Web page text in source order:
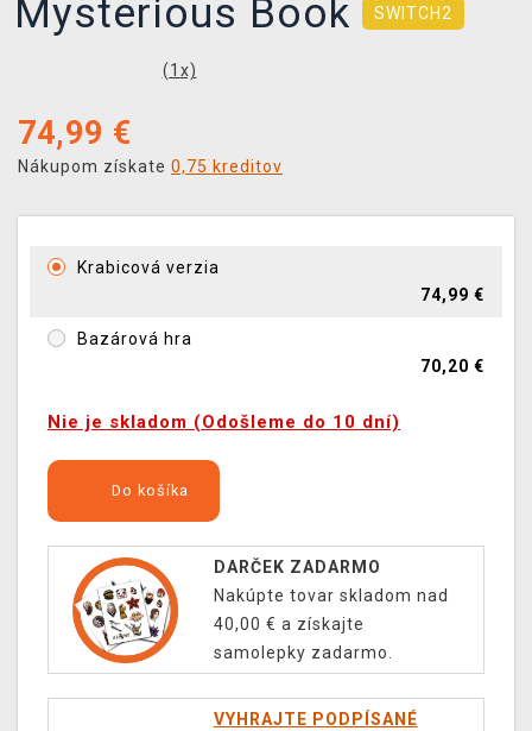
Mysterious Book
SWITCH2
(1 x)
74,99 €
Nákupom získate 0,75 kreditov
Krabicová verzia
74,99 €
Bazárová hra
70,20 €
Nie je skladom (Odošleme do 10 dní)
Do košíka
DARČEK ZADARMO
Nakúpte tovar skladom nad
40,00 € a získajte
samolepky zadarmo.
VYHRAJTE PODPÍSANÉ